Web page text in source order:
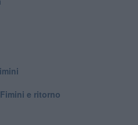
e ritorno